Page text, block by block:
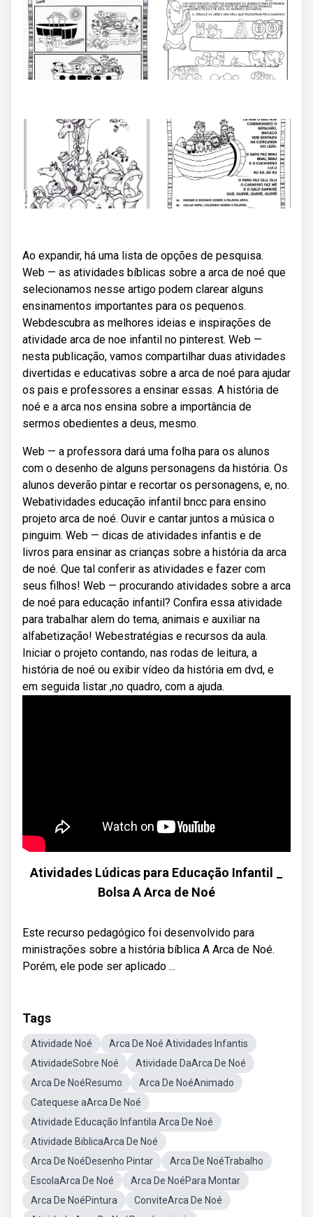
Ao expandir, há uma lista de opções de pesquisa.
Web — as atividades bíblicas sobre a arca de noé que
selecionamos nesse artigo podem clarear alguns
ensinamentos importantes para os pequenos.
Webdescubra as melhores ideias e inspirações de
atividade arca de noe infantil no pinterest. Web —
nesta publicação, vamos compartilhar duas atividades
divertidas e educativas sobre a arca de noé para ajudar
os pais e professores a ensinar essas. A história de
noé e a arca nos ensina sobre a importância de
sermos obedientes a deus, mesmo.
Web — a professora dará uma folha para os alunos
com o desenho de alguns personagens da história. Os
alunos deverão pintar e recortar os personagens, e, no.
Webatividades educação infantil bncc para ensino
projeto arca de noé. Ouvir e cantar juntos a música o
pinguim. Web — dicas de atividades infantis e de
livros para ensinar as crianças sobre a história da arca
de noé. Que tal conferir as atividades e fazer com
seus filhos! Web — procurando atividades sobre a arca
de noé para educação infantil? Confira essa atividade
para trabalhar alem do tema, animais e auxiliar na
alfabetização! Webestratégias e recursos da aula.
Iniciar o projeto contando, nas rodas de leitura, a
história de noé ou exibir vídeo da história em dvd, e
em seguida listar ,no quadro, com a ajuda.
Atividades Lúdicas para Educação Infantil _
Bolsa A Arca de Noé
Este recurso pedagógico foi desenvolvido para
ministrações sobre a história bíblica A Arca de Noé.
Porém, ele pode ser aplicado ...
Tags
Atividade Noé
Arca De Noé Atividades Infantis
AtividadeSobre Noé
Atividade DaArca De Noé
Arca De NoéResumo
Arca De NoéAnimado
Catequese aArca De Noé
Atividade Educação Infantila Arca De Noé
Atividade BiblicaArca De Noé
Arca De NoéDesenho Pintar
Arca De NoéTrabalho
EscolaArca De Noé
Arca De NoéPara Montar
Arca De NoéPintura
ConviteArca De Noé